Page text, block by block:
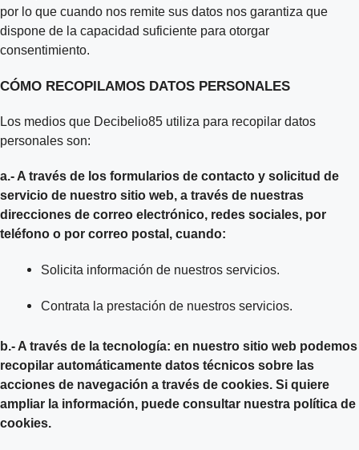
por lo que cuando nos remite sus datos nos garantiza que
dispone de la capacidad suficiente para otorgar
consentimiento.
CÓMO RECOPILAMOS DATOS PERSONALES
Los medios que Decibelio85 utiliza para recopilar datos
personales son:
a.- A través de los formularios de contacto y solicitud de
servicio de nuestro sitio web, a través de nuestras
direcciones de correo electrónico, redes sociales, por
teléfono o por correo postal, cuando:
Solicita información de nuestros servicios.
Contrata la prestación de nuestros servicios.
b.- A través de la tecnología: en nuestro sitio web podemos
recopilar automáticamente datos técnicos sobre las
acciones de navegación a través de cookies. Si quiere
ampliar la información, puede consultar nuestra política de
cookies.